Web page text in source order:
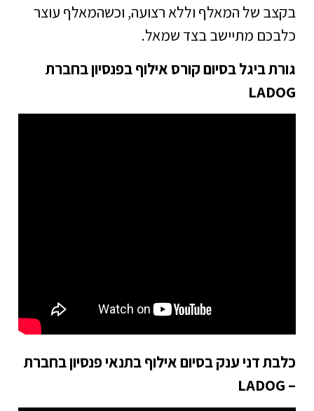
בקצב של המאלף וללא רצועה, וכשהמאלף עוצר
כלבכם מתיישב בצד שמאל.
גורת ביגל בסיום קורס אילוף בפנסיון בחברת
LADOG
כלבת דני ענק בסיום אילוף בתנאי פנסיון בחברת
– LADOG